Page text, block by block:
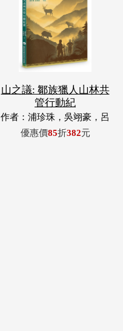
山之議: 鄒族獵人山林共
管行動紀
作者：浦珍珠，吳翊豪，呂
翊齊，張惠東，許玉青，王
優惠價85折382元